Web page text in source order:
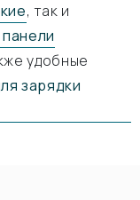
, так и
удобные
зарядки